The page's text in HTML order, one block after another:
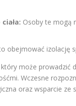
Osoby te mogą
obejmować izolację
może
Wczesne
oraz wsparcie